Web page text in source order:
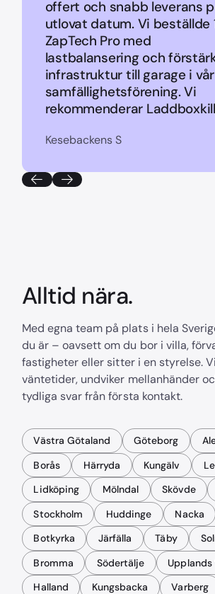
offert och snabb leverans
utlovat datum. Vi beställde
ZapTech Pro med
lastbalansering och
infrastruktur till garage i vår
samfällighetsförening. Vi
rekommenderar
Kesebackens S
Alltid nära.
Med egna team på plats i hela
du är – oavsett om du bor i villa,
fastigheter eller sitter i en styrelse.
väntetider, undviker mellanhänder
tydliga svar från första kontakt.
Västra Götaland Göteborg
Borås
Härryda Kungälv
Lidköping
Mölndal Skövde
Stockholm
Huddinge Nacka
Botkyrka
Järfälla Täby
Bromma
Södertälje
Upplands
Halland
Kungsbacka Varberg